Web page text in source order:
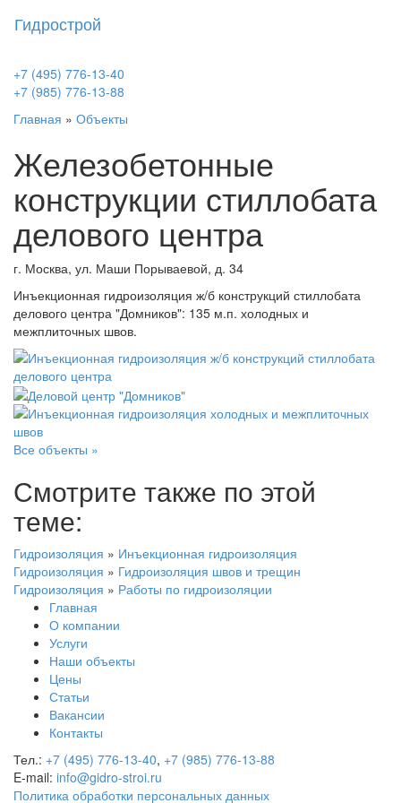
Гидрострой
+7 (495) 776-13-40
+7 (985) 776-13-88
Главная » Объекты
Железобетонные
конструкции стиллобата
делового центра
г. Москва, ул. Маши Порываевой, д. 34
Инъекционная гидроизоляция ж/б конструкций стиллобата
делового центра "Домников": 135 м.п. холодных и
межплиточных швов.
Все объекты »
Смотрите также по этой
теме:
Гидроизоляция » Инъекционная гидроизоляция
Гидроизоляция » Гидроизоляция швов и трещин
Гидроизоляция » Работы по гидроизоляции
Главная
О компании
Услуги
Наши объекты
Цены
Статьи
Вакансии
Контакты
Тел.: +7 (495) 776-13-40, +7 (985) 776-13-88
E-mail: info@gidro-stroi.ru
Политика обработки персональных данных